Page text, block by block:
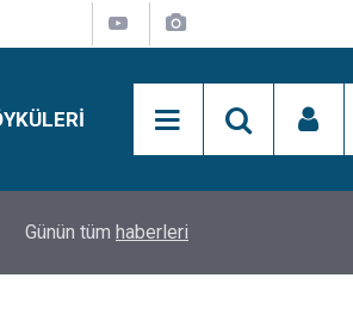
Says Dikkat Programı Nedir?
Günün tüm haberleri